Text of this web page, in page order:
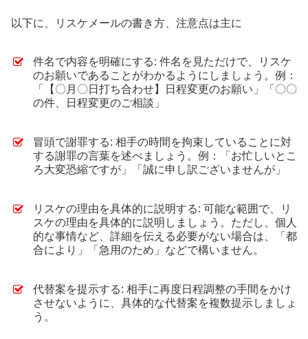
以下に、リスケメールの書き方、注意点は主に
件名で内容を明確にする: 件名を見ただけで、リスケ
のお願いであることがわかるようにしましょう。例：
「【〇月〇日打ち合わせ】日程変更のお願い」「〇〇
の件、日程変更のご相談」
冒頭で謝罪する: 相手の時間を拘束していることに対
する謝罪の言葉を述べましょう。例：「お忙しいとこ
ろ大変恐縮ですが」「誠に申し訳ございませんが」
リスケの理由を具体的に説明する: 可能な範囲で、リ
スケの理由を具体的に説明しましょう。ただし、個人
的な事情など、詳細を伝える必要がない場合は、「都
合により」「急用のため」などで構いません。
代替案を提示する: 相手に再度日程調整の手間をかけ
させないように、具体的な代替案を複数提示しましょ
う。